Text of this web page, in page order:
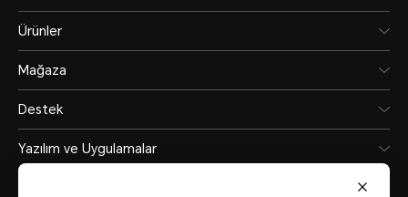
Ürünler
Mağaza
Destek
Yazılım ve Uygulamalar